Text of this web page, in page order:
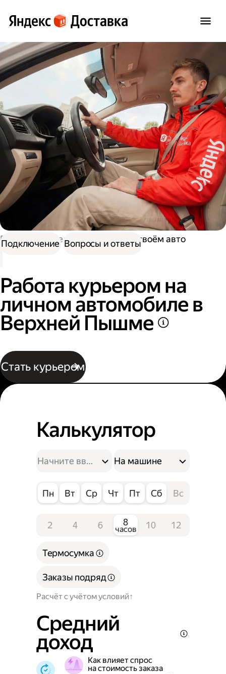
Работа водителем Работа на своём авто
Работа курьером на
личном автомобиле в
Верхней Пышме
Стать курьером
Подключение Вопросы и ответы
Калькулятор
На машине
Пн Вт Ср Чт Пт Сб Вс
2 4 6 8
часов 10 12
Расчёт с учётом условий
Термосумка
Заказы подряд
Средний
доход
Как влияет спрос
на стоимость заказа